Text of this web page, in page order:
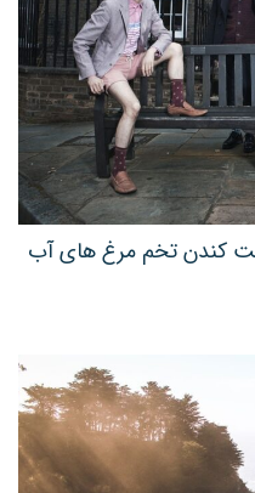
کندن تخم مرغ های آب